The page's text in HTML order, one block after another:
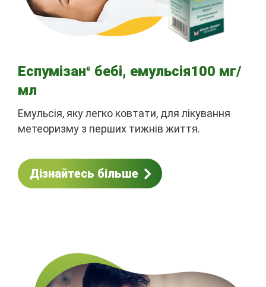
Еспумізан®
бебі, емульсія100 мг/
мл
Емульсія, яку легко ковтати, для лікування
метеоризму з перших тижнів життя.
Дізнайтесь більше